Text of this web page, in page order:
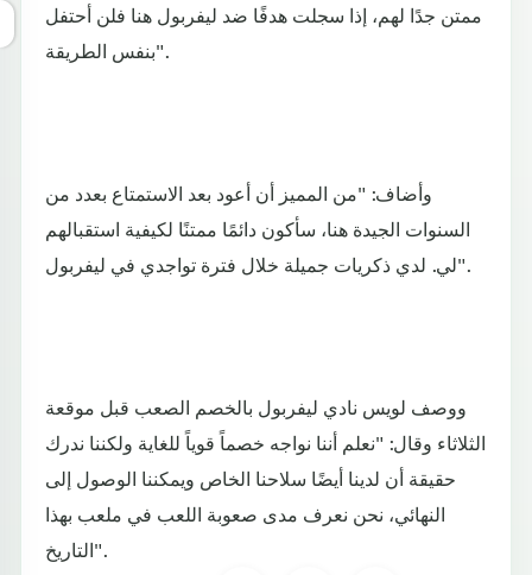
ممتن جدًا لهم، إذا سجلت هدفًا ضد ليفربول هنا فلن أحتفل
بنفس الطريقة".
وأضاف: "من المميز أن أعود بعد الاستمتاع بعدد من
السنوات الجيدة هنا، سأكون دائمًا ممتنًا لكيفية استقبالهم
لي. لدي ذكريات جميلة خلال فترة تواجدي في ليفربول".
ووصف لويس نادي ليفربول بالخصم الصعب قبل موقعة
الثلاثاء وقال: "نعلم أننا نواجه خصماً قوياً للغاية ولكننا ندرك
حقيقة أن لدينا أيضًا سلاحنا الخاص ويمكننا الوصول إلى
النهائي، نحن نعرف مدى صعوبة اللعب في ملعب بهذا
التاريخ".